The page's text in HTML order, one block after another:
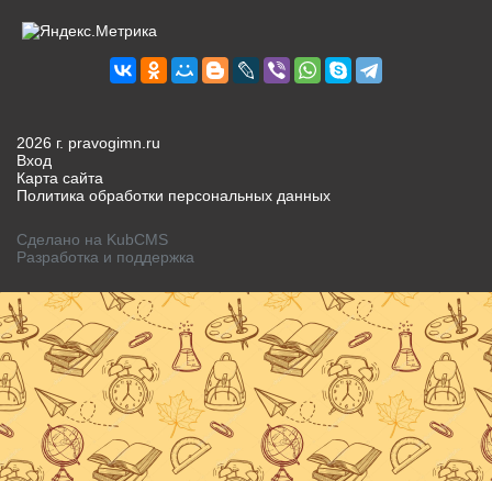
2026 г. pravogimn.ru
Вход
Карта сайта
Политика обработки персональных данных
Сделано на KubCMS
Разработка и поддержка